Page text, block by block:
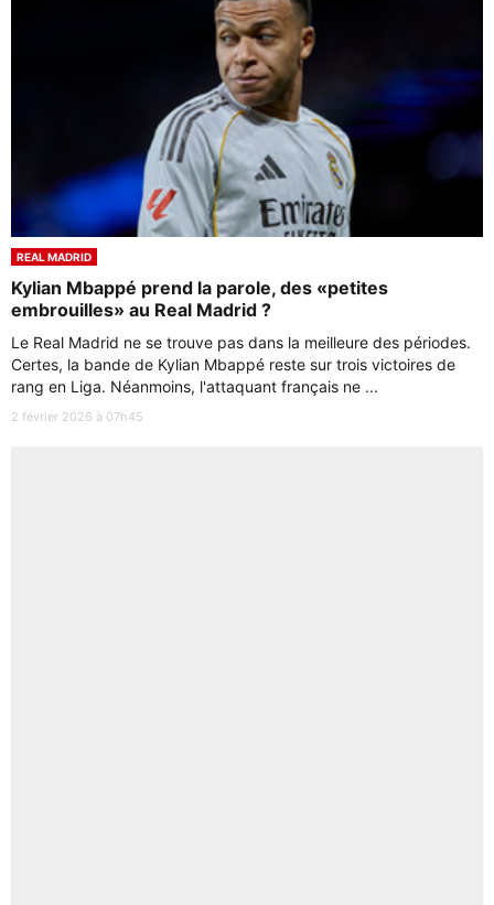
REAL MADRID
Kylian Mbappé prend la parole, des «petites
embrouilles» au Real Madrid ?
Le Real Madrid ne se trouve pas dans la meilleure des périodes.
Certes, la bande de Kylian Mbappé reste sur trois victoires de
rang en Liga. Néanmoins, l'attaquant français ne ...
2 février 2026 à 07h45